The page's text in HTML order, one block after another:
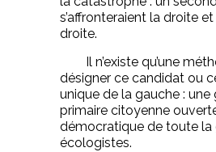
s’affronteraient la droite et
droite.
Il n’existe qu’une
désigner ce candidat ou
unique de la gauche : une
primaire citoyenne
démocratique de toute la
écologistes.